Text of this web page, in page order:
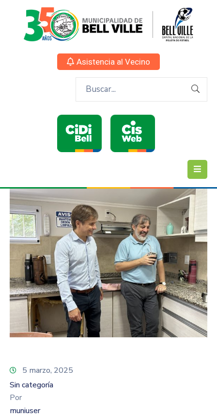
Asistencia al Vecino
5 marzo, 2025
Sin categoría
Por
muniuser